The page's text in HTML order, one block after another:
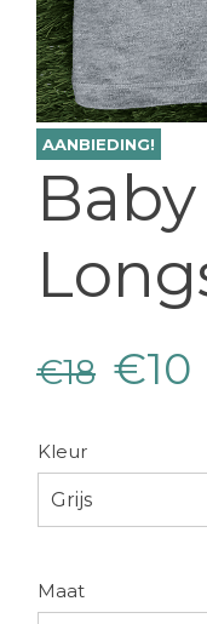
AANBIEDING!
€18 €10
Kleur
Grijs
Maat